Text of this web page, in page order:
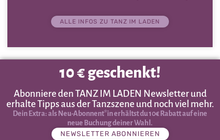
ALLE INFOS ZU TANZ IM LADEN
10 € geschenkt!
Abonniere den TANZ IM LADEN Newsletter und
erhalte Tipps aus der Tanzszene und noch viel mehr.
Dein Extra: als Neu-Abonnent*in erhältst du 10€ Rabatt auf eine
neue Buchung deiner Wahl.
NEWSLETTER ABONNIEREN